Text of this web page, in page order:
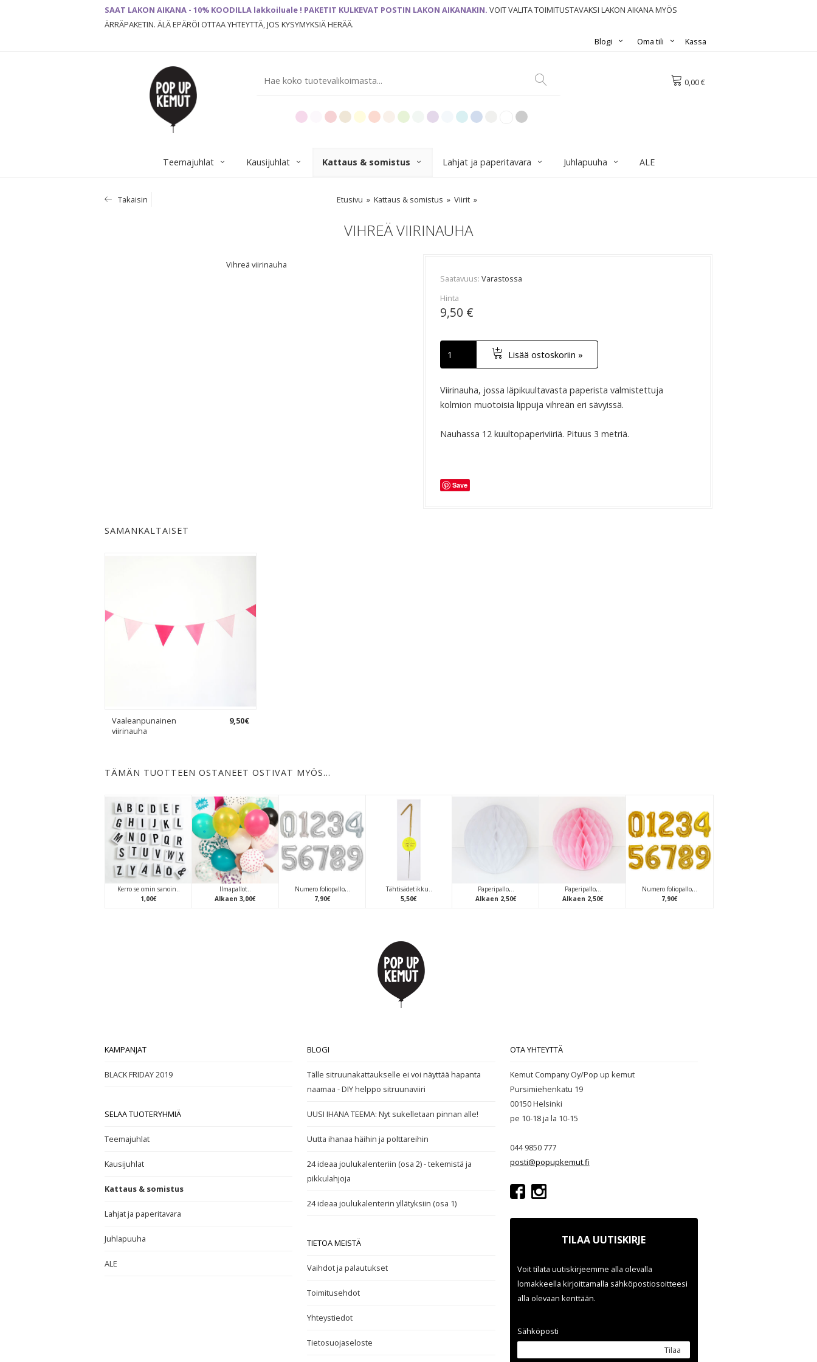
SAAT LAKON AIKANA - 10% KOODILLA lakkoiluale ! PAKETIT KULKEVAT POSTIN LAKON AIKANAKIN. VOIT VALITA TOIMITUSTAVAKSI LAKON AIKANA MYÖS
ÄRRÄPAKETIN. ÄLÄ EPÄRÖI OTTAA YHTEYTTÄ, JOS KYSYMYKSIÄ HERÄÄ.
Kassa
Oma tili
Blogi
0,00 €
Teemajuhlat Kausijuhlat Kattaus & somistus Lahjat ja paperitavara Juhlapuuha ALE
Takaisin Etusivu Kattaus & somistus Viirit
VIHREÄ VIIRINAUHA
Vihreä viirinauha
Saatavuus Varastossa
Hinta
9,50 €
Lisää ostoskoriin »
Viirinauha, jossa läpikuultavasta paperista valmistettuja
kolmion muotoisia lippuja vihreän eri sävyissä.
Nauhassa 12 kuultopaperiviiriä. Pituus 3 metriä.
Save
SAMANKALTAISET
Vaaleanpunainen
viirinauha
9,50€
TÄMÄN TUOTTEEN OSTANEET OSTIVAT MYÖS…
Kerro se omin sanoin..
1,00€
Ilmapallot..
Alkaen 3,00€
Numero foliopallo,..
7,90€
Tähtisädetikku..
5,50€
Paperipallo,..
Alkaen 2,50€
Paperipallo,..
Alkaen 2,50€
Numero foliopallo,..
7,90€
KAMPANJAT
BLACK FRIDAY 2019
SELAA TUOTERYHMIÄ
Teemajuhlat
Kausijuhlat
Kattaus & somistus
Lahjat ja paperitavara
Juhlapuuha
ALE
BLOGI
Tälle sitruunakattaukselle ei voi näyttää hapanta
naamaa - DIY helppo sitruunaviiri
UUSI IHANA TEEMA: Nyt sukelletaan pinnan alle!
Uutta ihanaa häihin ja polttareihin
24 ideaa joulukalenteriin (osa 2) - tekemistä ja
pikkulahjoja
24 ideaa joulukalenterin yllätyksiin (osa 1)
TIETOA MEISTÄ
Vaihdot ja palautukset
Toimitusehdot
Yhteystiedot
Tietosuojaseloste
OTA YHTEYTTÄ
Kemut Company Oy/Pop up kemut
Pursimiehenkatu 19
00150 Helsinki
pe 10-18ja la 10-15
044 9850 777
posti@popupkemut.fi
TILAA UUTISKIRJE
Voit tilata uutiskirjeemme alla olevalla
lomakkeella kirjoittamalla sähköpostiosoitteesi
alla olevaan kenttään.
Sähköposti
Tilaa